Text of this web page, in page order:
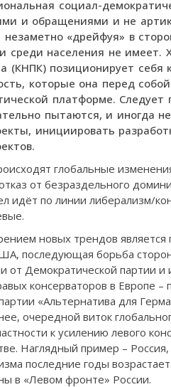
социал-
и обращениями и не
незаметно «дрейфуя» в
среди населения не имеет.
(КНПК) позиционирует себя
которые она перед
платформе.
пытаются, и иногда
инициировать
глобальные
от безраздельного
идёт по линии либерализм/
новых трендов
последующая борьба
от Демократической партии
консерваторов в Европе
«Альтернатива для
очередной виток
к усилению левого
Наглядный пример –
последние годы
в «Левом фронте» России.